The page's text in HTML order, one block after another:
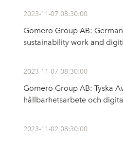
2023-11-07 08:30:00
Gomero Group AB:
sustainability work and
2023-11-07 08:30:00
Gomero Group AB: Tyska
hållbarhetsarbete och
2023-11-02 08:30:00